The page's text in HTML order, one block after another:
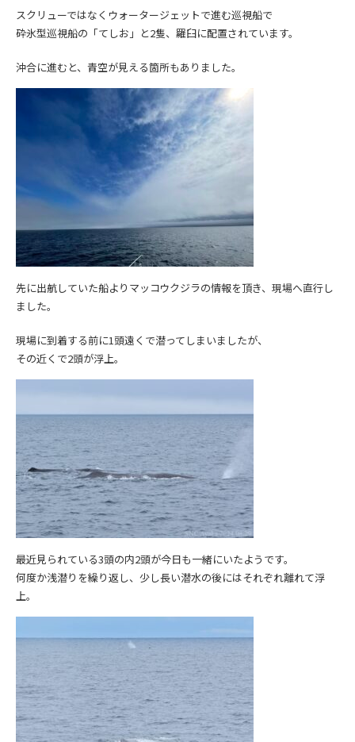
スクリューではなくウォータージェットで進む巡視船で
砕氷型巡視船の「てしお」と2隻、羅臼に配置されています。
沖合に進むと、青空が見える箇所もありました。
先に出航していた船よりマッコウクジラの情報を頂き、現場へ直行し
ました。
現場に到着する前に1頭遠くで潜ってしまいましたが、
その近くで2頭が浮上。
最近見られている3頭の内2頭が今日も一緒にいたようです。
何度か浅潜りを繰り返し、少し長い潜水の後にはそれぞれ離れて浮
上。